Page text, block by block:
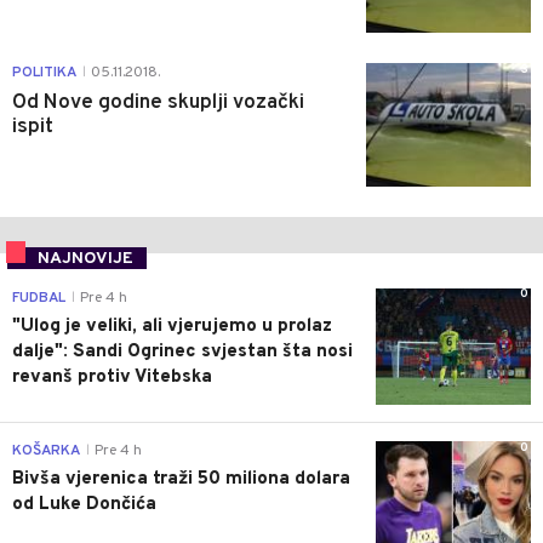
POLITIKA 05.11.2018.
Od Nove godine skuplji vozački
ispit
3
NAJNOVIJE
0
FUDBAL Pre 4 h
"Ulog je veliki, ali vjerujemo u prolaz
dalje": Sandi Ogrinec svjestan šta nosi
revanš protiv Vitebska
0
KOŠARKA Pre 4 h
Bivša vjerenica traži 50 miliona dolara
od Luke Dončića